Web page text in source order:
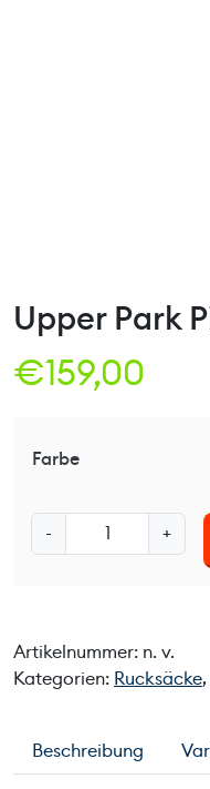
Upper Park
€159,00
Farbe
-
U
p
P
a
P
+
Artikelnummer: n. v.
Kategorien: Rucksäcke,
Beschreibung